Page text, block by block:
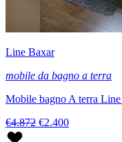
Line Baxar
mobile da bagno a terra
Mobile bagno A terra
€4.872 €2.400